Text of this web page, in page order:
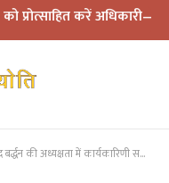
करें अधिकारी—मुख्य
में कार्यकारिणी समिति की बैठक सम्पन्न